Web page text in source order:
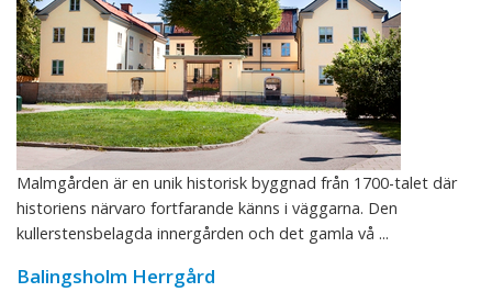
Malmgården är en unik historisk byggnad från 1700-talet där
historiens närvaro fortfarande känns i väggarna. Den
kullerstensbelagda innergården och det gamla vå ...
Balingsholm Herrgård